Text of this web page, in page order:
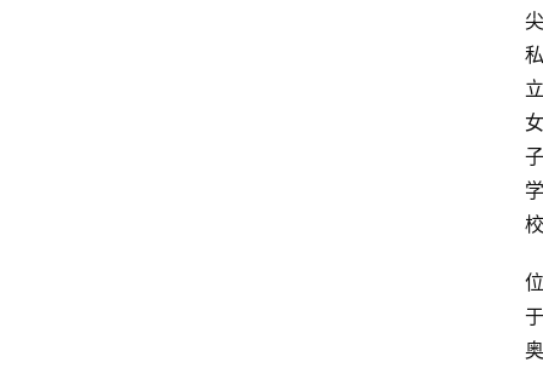
尖
私
立
女
子
学
校
位
于
奥